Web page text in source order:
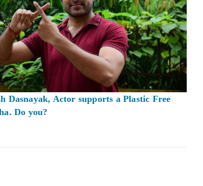
Dasnayak, Actor supports a Plastic Free
Do you?